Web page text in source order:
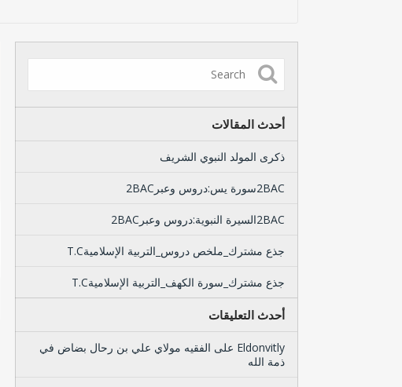
أحدث المقالات
ذكرى المولد النبوي الشريف
2BACسورة يس:دروس وعبر2BAC
2BACالسيرة النبوية:دروس وعبر2BAC
جذع مشترك_ملخص دروس_التربية الإسلاميةT.C
جذع مشترك_سورة الكهف_التربية الإسلاميةT.C
أحدث التعليقات
Eldonvitly على الفقيه مولاي علي بن رحال بضاض في
ذمة الله